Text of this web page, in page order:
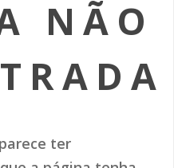
NÃO
ter